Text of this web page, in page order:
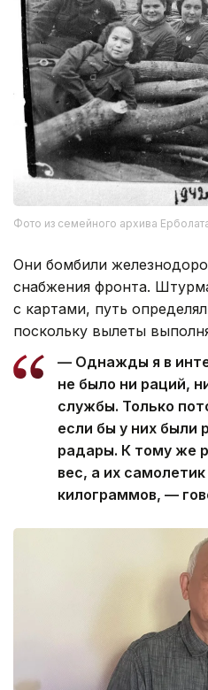
Фото из семейного архива
Они бомбили
снабжения фронта.
с картами, путь
поскольку вылеты
— Однажды я в
не было ни раций,
службы. Только
если бы у них были
радары. К тому же
вес, а их
килограммов, —